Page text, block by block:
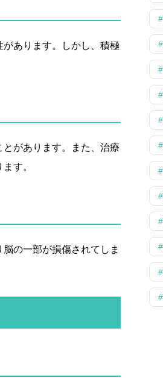
あります。しかし、積極
があります。また、治療
す。
の一部が損傷されてしま